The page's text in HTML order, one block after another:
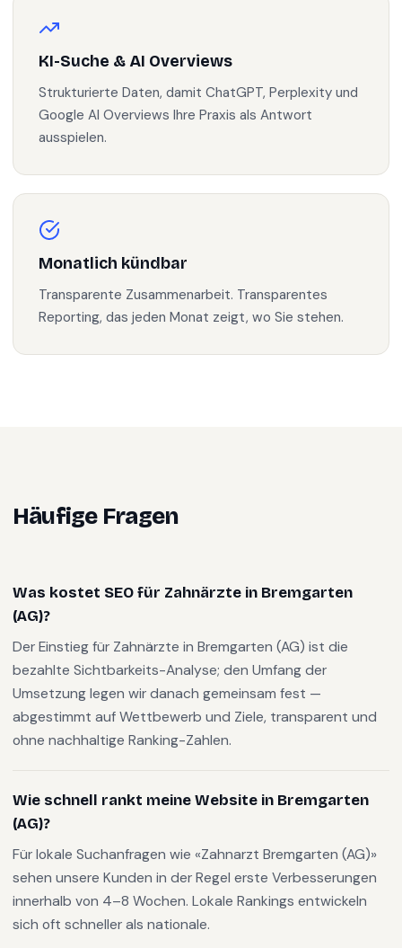
KI-Suche & AI Overviews
Strukturierte Daten, damit ChatGPT, Perplexity und
Google AI Overviews Ihre Praxis als Antwort
ausspielen.
Monatlich kündbar
Transparente Zusammenarbeit. Transparentes
Reporting, das jeden Monat zeigt, wo Sie stehen.
Häufige Fragen
Was kostet SEO für Zahnärzte in Bremgarten
(AG)?
Der Einstieg für Zahnärzte in Bremgarten (AG) ist die
bezahlte Sichtbarkeits-Analyse; den Umfang der
Umsetzung legen wir danach gemeinsam fest —
abgestimmt auf Wettbewerb und Ziele, transparent und
ohne nachhaltige Ranking-Zahlen.
Wie schnell rankt meine Website in Bremgarten
(AG)?
Für lokale Suchanfragen wie «Zahnarzt Bremgarten (AG)»
sehen unsere Kunden in der Regel erste Verbesserungen
innerhalb von 4–8 Wochen. Lokale Rankings entwickeln
sich oft schneller als nationale.